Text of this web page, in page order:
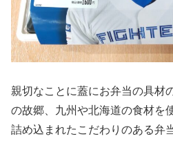
親切なことに蓋にお弁当の具材
の故郷、九州や北海道の食材を
詰め込まれたこだわりのある弁